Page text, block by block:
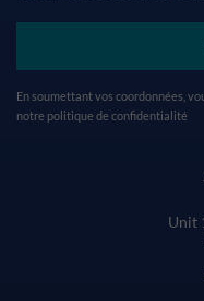
En soumettant vos coordonnées,
notre politique de confidentialité
Unit